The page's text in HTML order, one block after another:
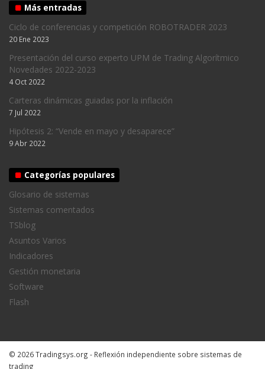
Más entradas
Ciclo de conferencias y competición ROBOTRADER 2023
20 Ene 2023
Presentación del curso experto UPM de Trading Algorítmico
Novedades 2022-2023
4 Oct 2022
Carteras dinámicas guiadas por la inflación
7 Jul 2022
Hipótesis 2: “Vende en mayo y desaparece”
9 Abr 2022
Categorías populares
Glosario de sistemas
Sistemas comentados
TSblog
Asuntos Varios
Indicadores
Gestión monetaria
Software
Flash
© 2026 Tradingsys.org - Reflexión independiente sobre sistemas de
trading